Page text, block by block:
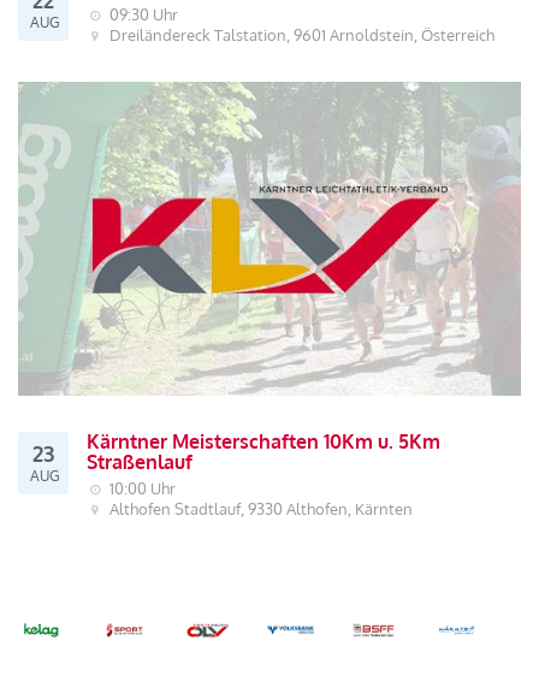
AUG
09:30 Uhr
Dreiländereck Talstation, 9601 Arnoldstein, Österreich
23
AUG
Kärntner Meisterschaften 10Km u. 5Km
Straßenlauf
10:00 Uhr
Althofen Stadtlauf, 9330 Althofen, Kärnten